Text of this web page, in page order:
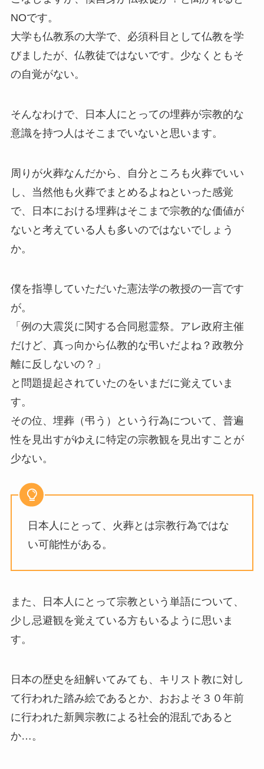
NOです。
大学も仏教系の大学で、必須科目として仏教を学
びましたが、仏教徒ではないです。少なくともそ
の自覚がない。
そんなわけで、日本人にとっての埋葬が宗教的な
意識を持つ人はそこまでいないと思います。
周りが火葬なんだから、自分ところも火葬でいい
し、当然他も火葬でまとめるよねといった感覚
で、日本における埋葬はそこまで宗教的な価値が
ないと考えている人も多いのではないでしょう
か。
僕を指導していただいた憲法学の教授の一言です
が。
「例の大震災に関する合同慰霊祭。アレ政府主催
だけど、真っ向から仏教的な弔いだよね？政教分
離に反しないの？」
と問題提起されていたのをいまだに覚えていま
す。
その位、埋葬（弔う）という行為について、普遍
性を見出すがゆえに特定の宗教観を見出すことが
少ない。
日本人にとって、火葬とは宗教行為ではな
い可能性がある。
また、日本人にとって宗教という単語について、
少し忌避観を覚えている方もいるように思いま
す。
日本の歴史を紐解いてみても、キリスト教に対し
て行われた踏み絵であるとか、おおよそ３０年前
に行われた新興宗教による社会的混乱であると
か…。